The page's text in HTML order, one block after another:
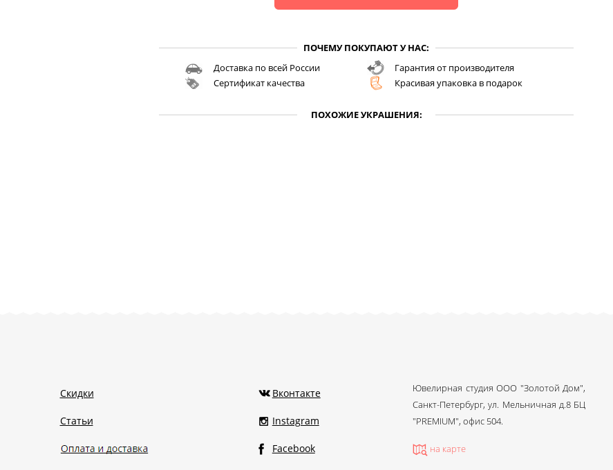
ПОЧЕМУ ПОКУПАЮТ У НАС:
Доставка по всей России
Гарантия от производителя
Сертификат качества
Красивая упаковка в подарок
ПОХОЖИЕ УКРАШЕНИЯ:
Скидки
Статьи
Вконтакте
Instagram
Facebook
Ювелирная студия ООО "Золотой Дом",
Санкт-Петербург, ул. Мельничная д.8 БЦ
"PREMIUM", офис 504.
на карте